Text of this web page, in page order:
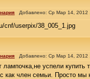
Добавлено: Ср Мар 14,
cnf/userpix/38_005_1.jpg
Добавлено: Ср Мар 14,
лампочка,не успели
как член семьи. Просто